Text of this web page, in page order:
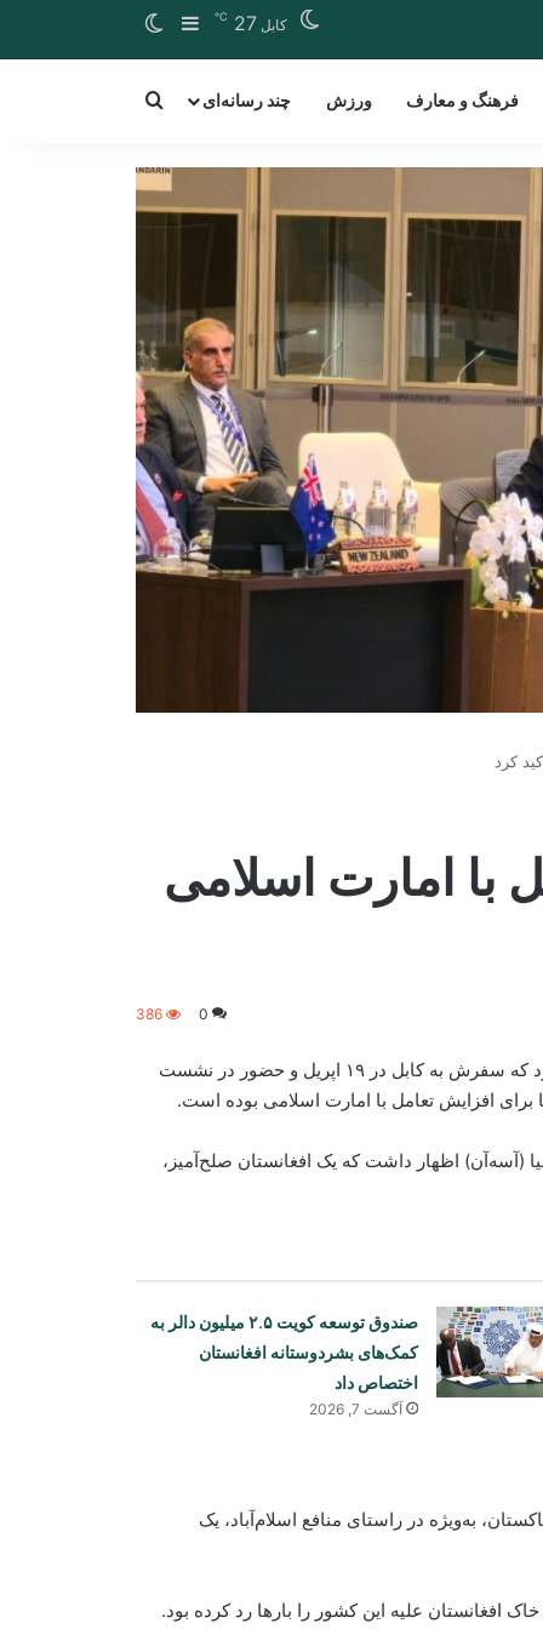
کابل 27
℃
Sidebar
فرهنگ و معارف ورزش چند رسانه‌ای for a word
کرد
با امارت اسلامی
0
386
اسحاق دار، معاون نخست‌وزیر و وزیر امور خارجه پاکستان، اعلام کرد که سفرش به کابل در ۱۹ اپریل و حضور در نشست
برای افزایش تعامل با امارت اسلامی بوده است.
اظهار داشت که یک افغانستان صلح‌آمیز،
صندوق توسعه کویت ۲.۵ میلیون دالر به
کمک‌های بشردوستانه افغانستان
اختصاص داد
آگست 7, 2026
به‌ویژه در راستای منافع اسلام‌آباد، یک
افغانستان علیه این کشور را بارها رد کرده بود.
یونیسف: در ۳۰۰ روز پس از آتش‌بس
غزه، دست‌کم ۳۰۰ کودک جان باخته‌اند
صنعا: نیروهای یمنی در کمین هستند